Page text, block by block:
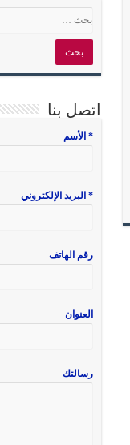
اتصل بنا
* الأسم
* البريد الإلكتروني
رقم الهاتف
العنوان
رسالتك